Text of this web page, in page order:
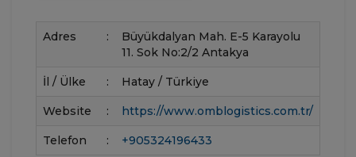
Adres :
Büyükdalyan Mah. E-5 Karayolu
11. Sok No:2/2 Antakya
İl / Ülke : Hatay / Türkiye
Website : https://www.omblogistics.com.tr/
Telefon : +905324196433